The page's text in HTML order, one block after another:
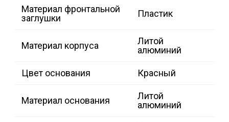
Материал фронтальной
заглушки
Пластик
Материал корпуса
Литой
алюминий
Цвет основания Красный
Материал основания
Литой
алюминий